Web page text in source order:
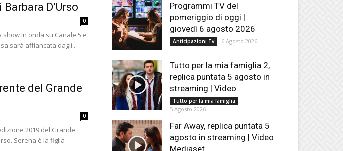
D’Urso
0
show in onda su Canale 5 e
sarà affiancata dagli...
del Grande
0
2019 del Grande
Serena è la figlia
Programmi TV del
pomeriggio di oggi |
giovedì 6 agosto 2026
Anticipazioni Tv 6 Agosto 2026
Tutto per la mia famiglia 2,
replica puntata 5 agosto in
streaming | Video...
Tutto per la mia famiglia
5 Agosto 2026
Far Away, replica puntata 5
agosto in streaming | Video
Mediaset